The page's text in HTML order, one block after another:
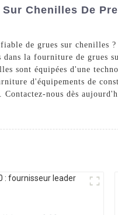
Chenilles De
de grues sur
dans la fourniture de grues
sont équipées d'une
d'équipements de
Contactez-nous dès